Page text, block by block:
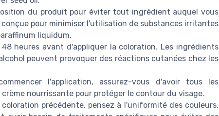
du produit pour éviter tout ingrédient auquel vous
pour minimiser l'utilisation de substances irritantes
liquidum.
heures avant d'appliquer la coloration. Les ingrédients
peuvent provoquer des réactions cutanées chez les
l'application, assurez-vous d'avoir tous les
nourrissante pour protéger le contour du visage.
précédente, pensez à l'uniformité des couleurs.